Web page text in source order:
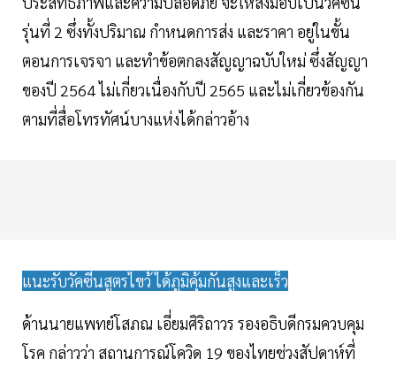
รุ่นที่ 2 ซึ่งทั้งปริมาณ กำหนดการส่ง และราคา อยู่ในขั้น
ตอนการเจรจา และทำข้อตกลงสัญญาฉบับใหม่ ซึ่งสัญญา
ของปี 2564 ไม่เกี่ยวเนื่องกับปี 2565 และไม่เกี่ยวข้องกัน
ตามที่สื่อโทรทัศน์บางแห่งได้กล่าวอ้าง
แนะรับวัคซีนสูตรไขว้ ได้ภูมิคุ้มกันสูงและเร็ว
ด้านนายแพทย์โสภณ เอี่ยมศิริถาวร รองอธิบดีกรมควบคุม
โรค กล่าวว่า สถานการณ์โควิด 19 ของไทยช่วงสัปดาห์ที่